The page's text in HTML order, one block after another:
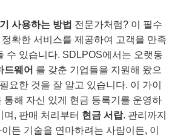
사용하는 방법 전문가처럼? 이 필수
확한 서비스를 제공하여 고객을 만족
수 있습니다. SDLPOS에서는 오랫동
드웨어 를 갖춘 기업들을 지원해 왔으
요한 것을 잘 알고 있습니다. 이 가이
통해 자신 있게 현금 등록기를 운영하
며, 판매 처리부터 현금 서랍. 관리까지
든 기술을 연마하려는 사람이든, 이